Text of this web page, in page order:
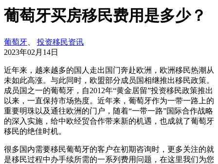
葡萄牙买房移民费用是多少？
葡萄牙
投资移民资讯
2023年02月14日
近年来，越来越多的国人走出国门奔赴欧洲，欧洲移民热潮从
未如此高涨。与此同时，欧盟部分成员国相继推出移民政策。
成员国之一的葡萄牙，自2012年“黄金居留”投资移民政策推出
以来，一直保持市场热度。近年来，葡萄牙作为一带一路上的
重要明珠以及通往欧洲的门户，随着“一带一路”国际合作战略
的深入实施，给中欧经贸合作带来新的机遇，也成就了葡萄牙
移民的绝佳时机。
很多国内需要移民葡萄牙的客户在初期咨询时，更多关注的就
是移民过程中办手续所需的一系列费用问题，在这里我们为您